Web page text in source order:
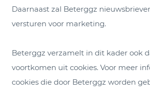
Daarnaast zal Beterggz
versturen voor marketing.
Beterggz verzamelt in dit kader ook
voortkomen uit cookies. Voor meer
cookies die door Beterggz worden